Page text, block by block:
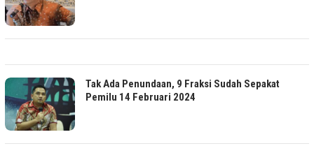
Tak Ada Penundaan, 9 Fraksi Sudah Sepakat
Pemilu 14 Februari 2024